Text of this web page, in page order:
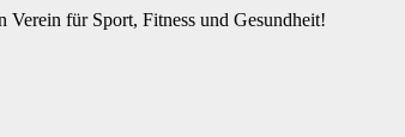
für Sport, Fitness und Gesundheit!